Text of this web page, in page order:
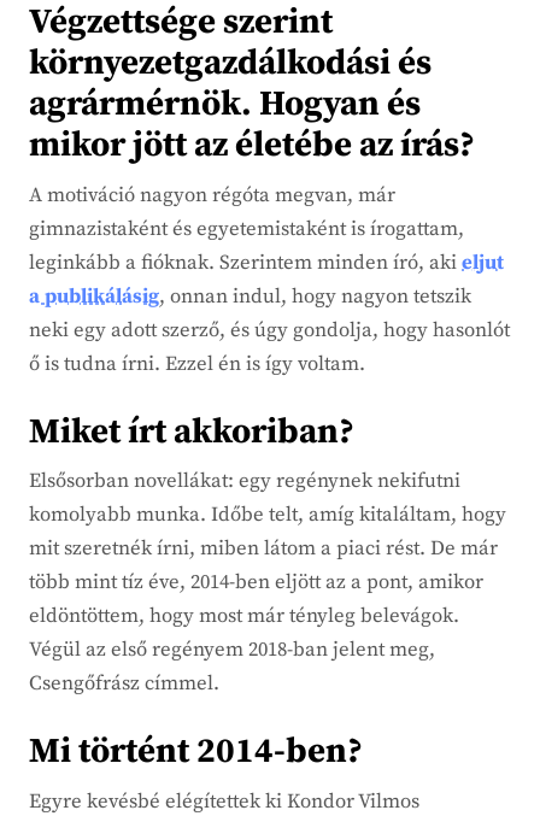
Végzettsége szerint
környezetgazdálkodási és
agrármérnök. Hogyan és
mikor jött az életébe az írás?
A motiváció nagyon régóta megvan, már
gimnazistaként és egyetemistaként is írogattam,
leginkább a fióknak. Szerintem minden író, akieljut
a publikálásig, onnan indul, hogy nagyon tetszik
neki egy adott szerző, és úgy gondolja, hogy hasonlót
ő is tudna írni. Ezzel én is így voltam.
Miket írt akkoriban?
Elsősorban novellákat: egy regénynek nekifutni
komolyabb munka. Időbe telt, amíg kitaláltam, hogy
mit szeretnék írni, miben látom a piaci rést. De már
több mint tíz éve, 2014-ben eljött az a pont, amikor
eldöntöttem, hogy most már tényleg belevágok.
Végül az első regényem 2018-ban jelent meg,
Csengőfrász címmel.
Mi történt 2014-ben?
Egyre kevésbé elégítettek ki Kondor Vilmos